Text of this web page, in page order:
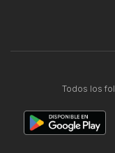
Todos los